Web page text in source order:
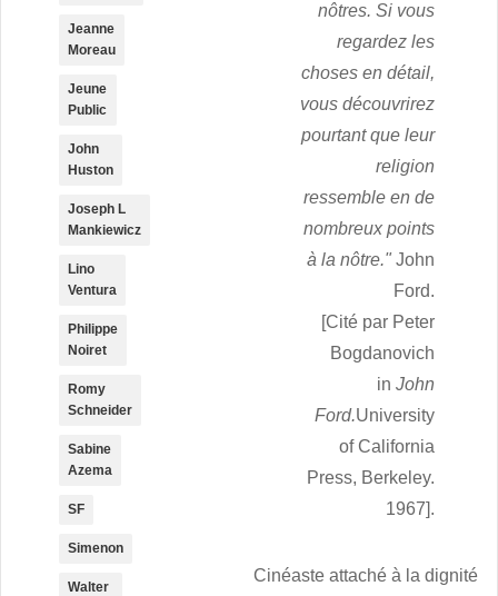
nôtres. Si vous
regardez les
choses en détail,
vous découvrirez
pourtant que leur
religion
ressemble en de
nombreux points
à la nôtre." John
Ford.
[Cité par Peter
Bogdanovich
in John
Ford.University
of California
Press, Berkeley.
1967].
Cinéaste attaché à la dignité
Jeanne
Moreau
Jeune
Public
John
Huston
Joseph L
Mankiewicz
Lino
Ventura
Philippe
Noiret
Romy
Schneider
Sabine
Azema
SF
Simenon
Walter